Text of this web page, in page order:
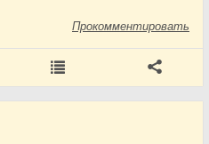
Прокомментировать